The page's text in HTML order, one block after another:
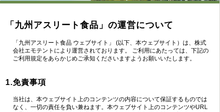
「九州アスリート食品」の運営について
「九州アスリート食品 ウェブサイト」 (以下、本ウェブサイト）は、株式
会社エモテントにより運営されております。 ご利用にあたっては、下記の
ご利用規定をあらかじめご承知くださいますようお願いいたします。
1.免責事項
当社は、本ウェブサイト上のコンテンツの内容について保証するものでは
なく、一切の責任を負い兼ねます。本ウェブサイト上のコンテンツやURL